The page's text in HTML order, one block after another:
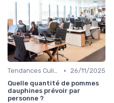
Tendances Culinaire •
26/11/2025
Quelle quantité de pommes
dauphines prévoir par
personne ?